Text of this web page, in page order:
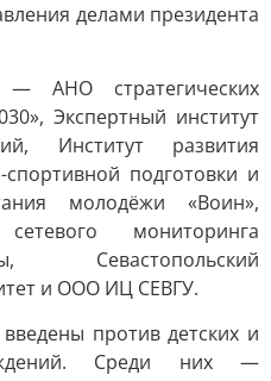
делами президента
АНО стратегических
Экспертный институт
Институт развития
подготовки и
молодёжи «Воин»,
мониторинга
Севастопольский
и ООО ИЦ СЕВГУ.
против детских и
Среди них —